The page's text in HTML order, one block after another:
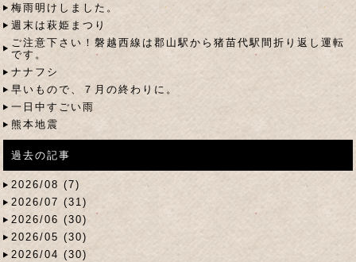
梅雨明けしました。
週末は萩姫まつり
ご注意下さい！磐越西線は郡山駅から猪苗代駅間折り返し運転
です。
ナナフシ
早いもので、７月の終わりに。
一日中すごい雨
熊本地震
過去の記事
2026/08 (7)
2026/07 (31)
2026/06 (30)
2026/05 (30)
2026/04 (30)